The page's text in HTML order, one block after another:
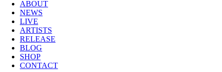
ABOUT
NEWS
LIVE
ARTISTS
RELEASE
BLOG
SHOP
CONTACT